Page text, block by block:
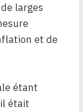
larges
et de
étant
était